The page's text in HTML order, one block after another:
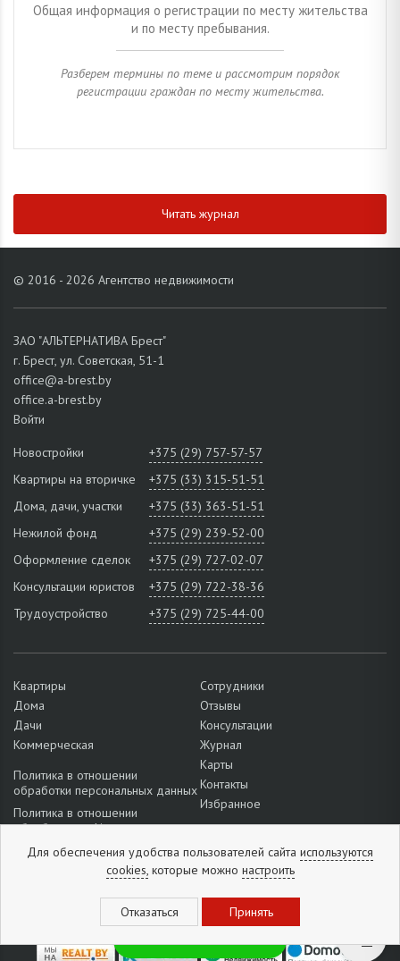
Общая информация о регистрации по месту жительства
и по месту пребывания.
Разберем термины по теме и рассмотрим порядок
регистрации граждан по месту жительства.
Читать журнал
© 2016 - 2026 Агентство недвижимости
ЗАО "АЛЬТЕРНАТИВА Брест"
г. Брест, ул. Советская, 51-1
office@a-brest.by
office.a-brest.by
Войти
Новостройки
+375 (29) 757-57-57
Квартиры на вторичке
+375 (33) 315-51-51
Дома, дачи, участки
+375 (33) 363-51-51
Нежилой фонд
+375 (29) 239-52-00
Оформление сделок
+375 (29) 727-02-07
Консультации юристов
+375 (29) 722-38-36
Трудоустройство
+375 (29) 725-44-00
Квартиры
Дома
Дачи
Коммерческая
Политика в отношении
обработки персональных данных
Политика в отношении
обработки cookie
Подробнее о настройках файлов
Сотрудники
Отзывы
Консультации
Журнал
Карты
Контакты
Избранное
Отзывы: 5из5 (1296 отзывов)
Для обеспечения удобства пользователей сайта используются
cookies,которые можно настроить